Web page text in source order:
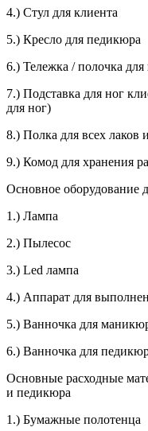
4.) Стул для клиента
5.) Кресло для педикюра
6.) Тележка / полочка
7.) Подставка для ног
для ног)
8.) Полка для всех лаков
9.) Комод для хранения
Основное оборудование
1.) Лампа
2.) Пылесос
3.) Led лампа
4.) Аппарат для
5.) Ванночка для
6.) Ванночка для
Основные расходные
и педикюра
1.) Бумажные полотенца